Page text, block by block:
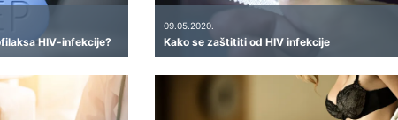
HIV-infekcije?
09.05.2020.
Kako se zaštititi od HIV infekcije